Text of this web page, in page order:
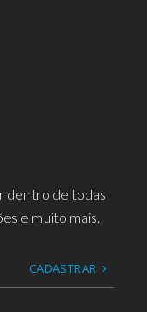
dentro de todas
e muito mais.
CADASTRAR